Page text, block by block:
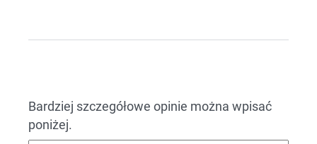
Bardziej szczegółowe opinie można wpisać
poniżej.